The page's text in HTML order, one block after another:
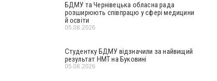
БДМУ та Чернівецька обласна рада
розширюють співпрацю у сфері медицини
й освіти
05.08.2026
Студентку БДМУ відзначили за найвищий
результат НМТ на Буковині
05.08.2026